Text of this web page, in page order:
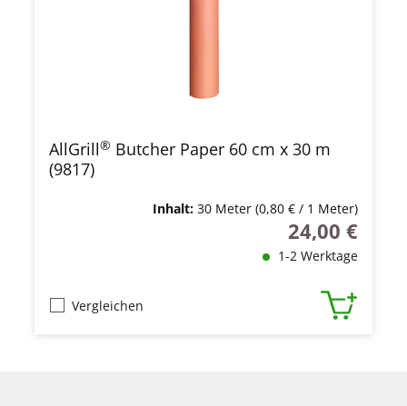
AllGrill® Butcher Paper 60 cm x 30 m
(9817)
Inhalt: 30 Meter (0,80 € / 1 Meter)
Regulärer Preis:
24,00 €
1-2 Werktage
Vergleichen